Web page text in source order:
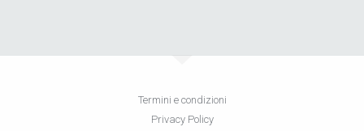
Termini e condizioni
Privacy Policy